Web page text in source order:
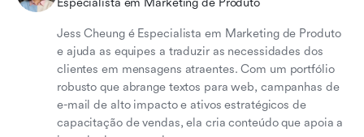
Especialista em Marketing de Produto
Jess Cheung é Especialista em Marketing de Produto
e ajuda as equipes a traduzir as necessidades dos
clientes em mensagens atraentes. Com um portfólio
robusto que abrange textos para web, campanhas de
e-mail de alto impacto e ativos estratégicos de
capacitação de vendas, ela cria conteúdo que apoia a